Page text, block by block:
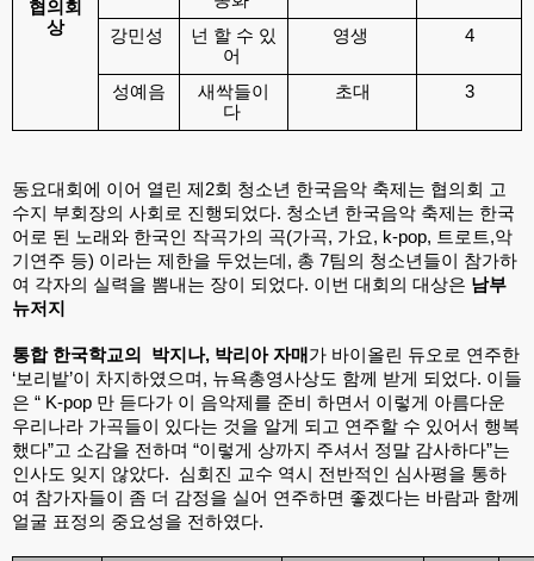
협의회
상
강민성
넌 할 수 있
어
영생 4
성예음
새싹들이
다
초대 3
동요대회에 이어 열린 제2회 청소년 한국음악 축제는 협의회 고
수지 부회장의 사회로 진행되었다. 청소년 한국음악 축제는 한국
어로 된 노래와 한국인 작곡가의 곡(가곡, 가요, k-pop, 트로트,악
기연주 등) 이라는 제한을 두었는데, 총 7팀의 청소년들이 참가하
여 각자의 실력을 뽐내는 장이 되었다. 이번 대회의 대상은 남부
뉴저지
통합 한국학교의  박지나, 박리아 자매 가 바이올린 듀오로 연주한
‘보리밭’이 차지하였으며, 뉴욕총영사상도 함께 받게 되었다. 이들
은 “ K-pop 만 듣다가 이 음악제를 준비 하면서 이렇게 아름다운
우리나라 가곡들이 있다는 것을 알게 되고 연주할 수 있어서 행복
했다”고 소감을 전하며 “이렇게 상까지 주셔서 정말 감사하다”는
인사도 잊지 않았다.  심회진 교수 역시 전반적인 심사평을 통하
여 참가자들이 좀 더 감정을 실어 연주하면 좋겠다는 바람과 함께
얼굴 표정의 중요성을 전하였다.